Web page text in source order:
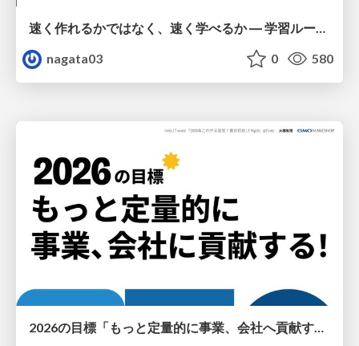
速く作れるかではなく、速く学べるか ― 学習ループを回すパイロットの途中報告
nagata03
0 580